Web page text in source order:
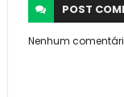
POST
Nenhum